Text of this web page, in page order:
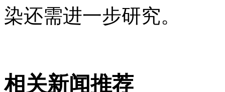
染还需进一步研究。
相关新闻推荐